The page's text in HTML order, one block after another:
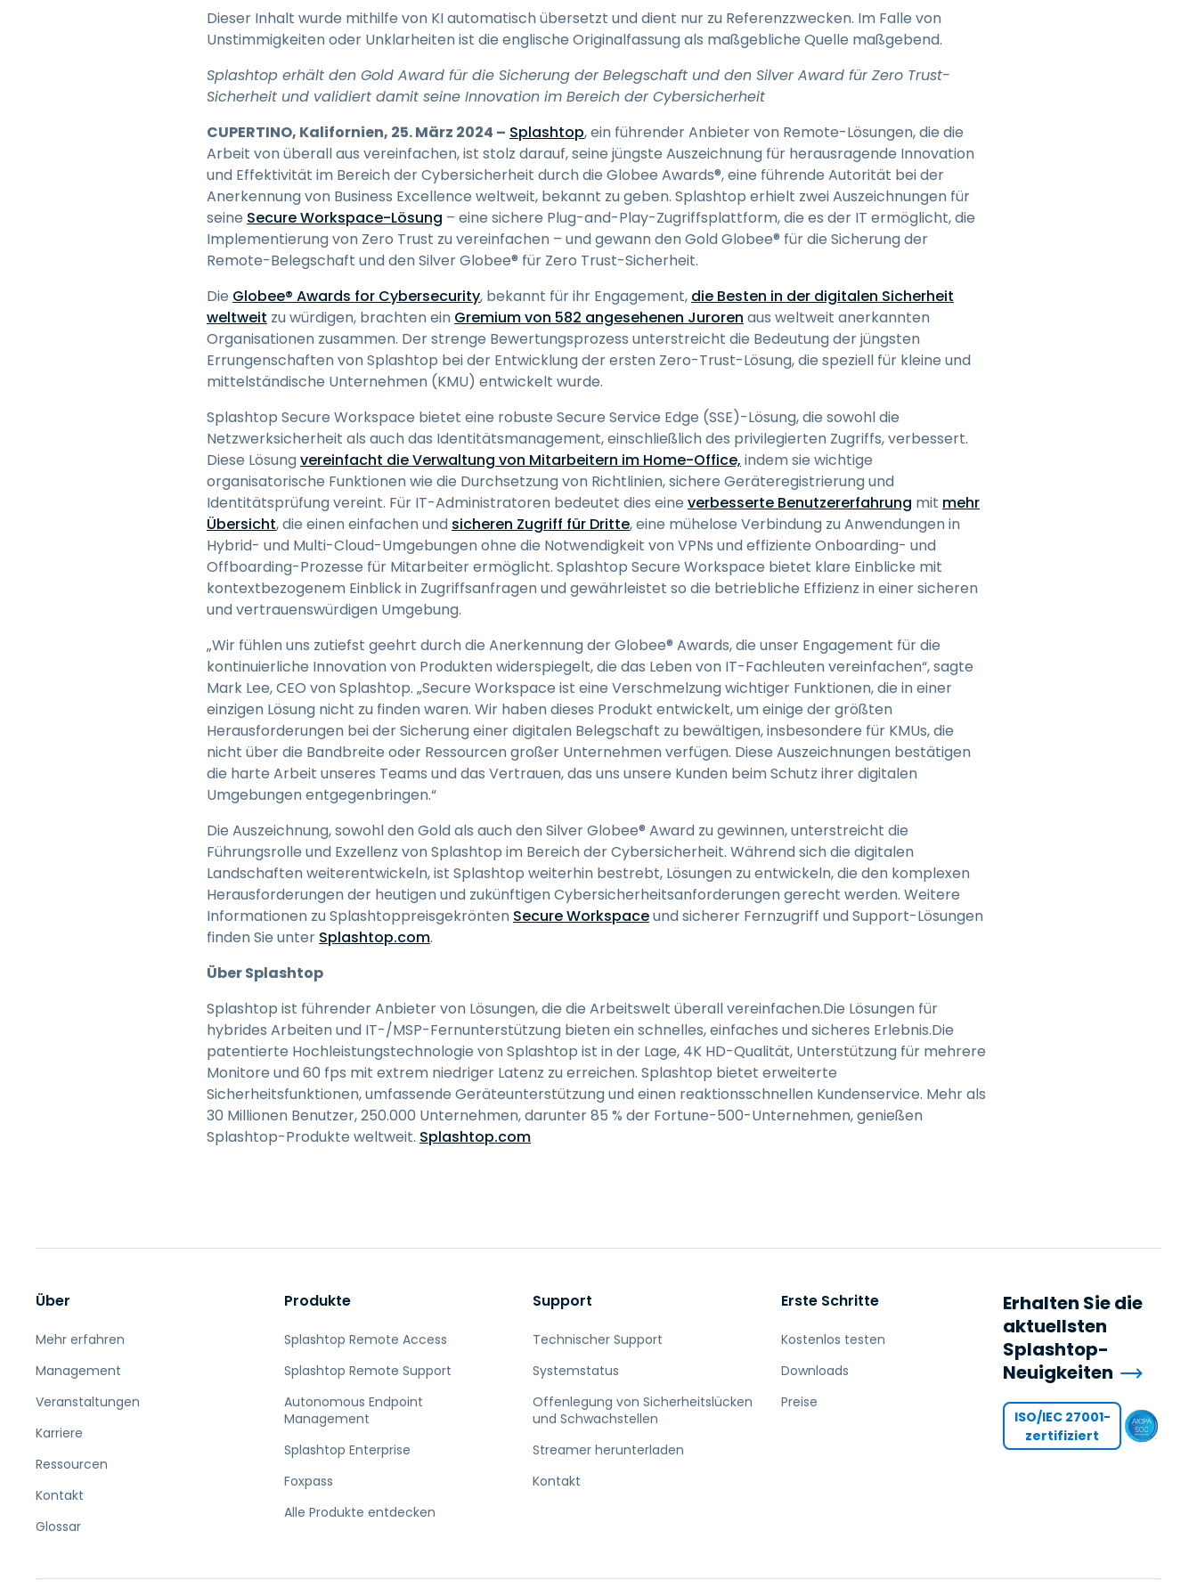
Fernzugriff über
RDP/SSH/VNC
Fernarbeit mit Wacom
Fernzugriff auf Computer
Endpunkt-Sicherheit
Alle Bedürfnisse
entdecken
Alle Branchen entdecken
日本語
한국어
ภาษาไทย
Dieser Inhalt wurde mithilfe von KI automatisch übersetzt und dient nur zu Referenzzwecken. Im Falle von
Unstimmigkeiten oder Unklarheiten ist die englische Originalfassung als maßgebliche Quelle maßgebend.
Splashtop erhält den Gold Award für die Sicherung der Belegschaft und den Silver Award für Zero Trust-
Sicherheit und validiert damit seine Innovation im Bereich der Cybersicherheit
CUPERTINO, Kalifornien, 25. März 2024 – Splashtop, ein führender Anbieter von Remote-Lösungen, die die
Arbeit von überall aus vereinfachen, ist stolz darauf, seine jüngste Auszeichnung für herausragende Innovation
und Effektivität im Bereich der Cybersicherheit durch die Globee Awards®, eine führende Autorität bei der
Anerkennung von Business Excellence weltweit, bekannt zu geben. Splashtop erhielt zwei Auszeichnungen für
seine Secure Workspace-Lösung – eine sichere Plug-and-Play-Zugriffsplattform, die es der IT ermöglicht, die
Implementierung von Zero Trust zu vereinfachen – und gewann den Gold Globee® für die Sicherung der
Remote-Belegschaft und den Silver Globee® für Zero Trust-Sicherheit.
Die Globee® Awards for Cybersecurity, bekannt für ihr Engagement, die Besten in der digitalen Sicherheit
weltweit zu würdigen, brachten ein Gremium von 582 angesehenen Juroren aus weltweit anerkannten
Organisationen zusammen. Der strenge Bewertungsprozess unterstreicht die Bedeutung der jüngsten
Errungenschaften von Splashtop bei der Entwicklung der ersten Zero-Trust-Lösung, die speziell für kleine und
mittelständische Unternehmen (KMU) entwickelt wurde.
Splashtop Secure Workspace bietet eine robuste Secure Service Edge (SSE)-Lösung, die sowohl die
Netzwerksicherheit als auch das Identitätsmanagement, einschließlich des privilegierten Zugriffs, verbessert.
Diese Lösungvereinfacht die Verwaltung von Mitarbeitern im Home-Office, indem sie wichtige
organisatorische Funktionen wie die Durchsetzung von Richtlinien, sichere Geräteregistrierung und
Identitätsprüfung vereint. Für IT-Administratoren bedeutet dies eine verbesserte Benutzererfahrung mit mehr
Übersicht, die einen einfachen und sicheren Zugriff für Dritte, eine mühelose Verbindung zu Anwendungen in
Hybrid- und Multi-Cloud-Umgebungen ohne die Notwendigkeit von VPNs und effiziente Onboarding- und
Offboarding-Prozesse für Mitarbeiter ermöglicht. Splashtop Secure Workspace bietet klare Einblicke mit
kontextbezogenem Einblick in Zugriffsanfragen und gewährleistet so die betriebliche Effizienz in einer sicheren
und vertrauenswürdigen Umgebung.
„Wir fühlen uns zutiefst geehrt durch die Anerkennung der Globee® Awards, die unser Engagement für die
kontinuierliche Innovation von Produkten widerspiegelt, die das Leben von IT-Fachleuten vereinfachen“, sagte
Mark Lee, CEO von Splashtop. „Secure Workspace ist eine Verschmelzung wichtiger Funktionen, die in einer
einzigen Lösung nicht zu finden waren. Wir haben dieses Produkt entwickelt, um einige der größten
Herausforderungen bei der Sicherung einer digitalen Belegschaft zu bewältigen, insbesondere für KMUs, die
nicht über die Bandbreite oder Ressourcen großer Unternehmen verfügen. Diese Auszeichnungen bestätigen
die harte Arbeit unseres Teams und das Vertrauen, das uns unsere Kunden beim Schutz ihrer digitalen
Umgebungen entgegenbringen.“
Die Auszeichnung, sowohl den Gold als auch den Silver Globee® Award zu gewinnen, unterstreicht die
Führungsrolle und Exzellenz von Splashtop im Bereich der Cybersicherheit. Während sich die digitalen
Landschaften weiterentwickeln, ist Splashtop weiterhin bestrebt, Lösungen zu entwickeln, die den komplexen
Herausforderungen der heutigen und zukünftigen Cybersicherheitsanforderungen gerecht werden. Weitere
Informationen zu Splashtoppreisgekrönten Secure Workspaceund sicherer Fernzugriff und Support-Lösungen
finden Sie unter Splashtop.com.
Über Splashtop
Splashtop ist führender Anbieter von Lösungen, die die Arbeitswelt überall vereinfachen.Die Lösungen für
hybrides Arbeiten und IT-/MSP-Fernunterstützung bieten ein schnelles, einfaches und sicheres Erlebnis.Die
patentierte Hochleistungstechnologie von Splashtop ist in der Lage, 4K HD-Qualität, Unterstützung für mehrere
Monitore und 60 fps mit extrem niedriger Latenz zu erreichen. Splashtop bietet erweiterte
Sicherheitsfunktionen, umfassende Geräteunterstützung und einen reaktionsschnellen Kundenservice. Mehr als
30 Millionen Benutzer, 250.000 Unternehmen, darunter 85 % der Fortune-500-Unternehmen, genießen
Splashtop-Produkte weltweit. Splashtop.com
Über
Mehr erfahren
Management
Veranstaltungen
Karriere
Ressourcen
Kontakt
Glossar
Produkte
Splashtop Remote Access
Splashtop Remote Support
Autonomous Endpoint
Management
Splashtop Enterprise
Foxpass
Alle Produkte entdecken
Support
Technischer Support
Systemstatus
Offenlegung von Sicherheitslücken
und Schwachstellen
Streamer herunterladen
Kontakt
Erste Schritte
Kostenlos testen
Downloads
Preise
Erhalten Sie die
aktuellsten
Splashtop-
Neuigkeiten
ISO/IEC 27001-
zertifiziert